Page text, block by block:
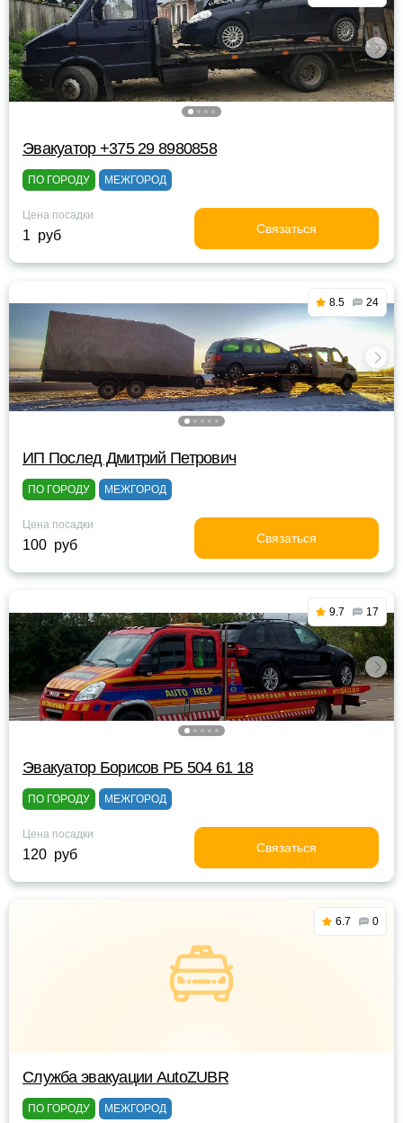
Эвакуатор +375 29 8980858
ПО ГОРОДУ МЕЖГОРОД
Цена посадки
1 руб Связаться
8.5 24
ИП Послед Дмитрий Петрович
ПО ГОРОДУ МЕЖГОРОД
Цена посадки
100 руб Связаться
9.7 17
Эвакуатор Борисов РБ 504 61 18
ПО ГОРОДУ МЕЖГОРОД
Цена посадки
120 руб Связаться
6.7 0
Служба эвакуации AutoZUBR
ПО ГОРОДУ МЕЖГОРОД